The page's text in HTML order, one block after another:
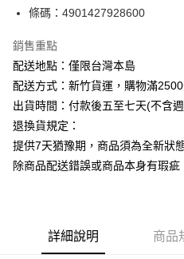
ATM付款
運送方式
下單前請先詢問庫存
每筆NT$130，滿NT$2,500(含以
條碼：4901427928600
銷售重點
配送地點：僅限台灣本島
配送方式：新竹貨運，購物滿
出貨時間：付款後五至七天(不含
退換貨規定：
提供7天猶豫期，商品須為全新狀
除商品配送錯誤或商品本身有瑕疵
詳細說明 商品